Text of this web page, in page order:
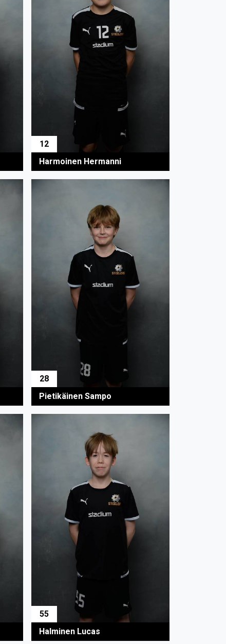
12
Harmoinen Hermanni
28
Pietikäinen Sampo
55
Halminen Lucas